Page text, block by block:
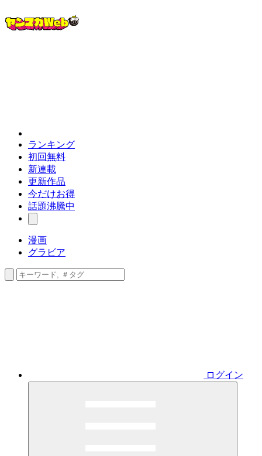
ランキング
初回無料
新連載
更新作品
今だけお得
話題沸騰中
漫画
グラビア
ログイン